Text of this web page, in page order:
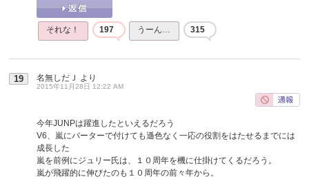
それな！ 197 うーん… 315
19 名無しだＪ より
2015年11月28日 12:22 AM
今年JUNPは躍進したといえるだろう
V6、嵐にバーターで付けても遜色なく一応の役割をはたせるまでには
成長した
嵐を前例にジュリー氏は、１０周年を機に仕掛けてくるだろう。
嵐が飛躍的に伸びたのも１０周年の前々年から。